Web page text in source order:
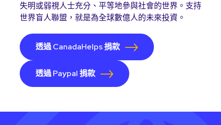
失明或弱視人士充分、平等地參與社會的世界。支持
世界盲人聯盟，就是為全球數億人的未來投資。
透過 CanadaHelps 捐款
透過 Paypal 捐款